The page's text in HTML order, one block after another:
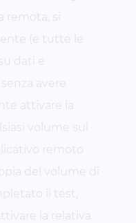
remota, si
(e tutte le
dati e
avere
attivare la
volume sul
remoto
del volume di
il test,
la relativa